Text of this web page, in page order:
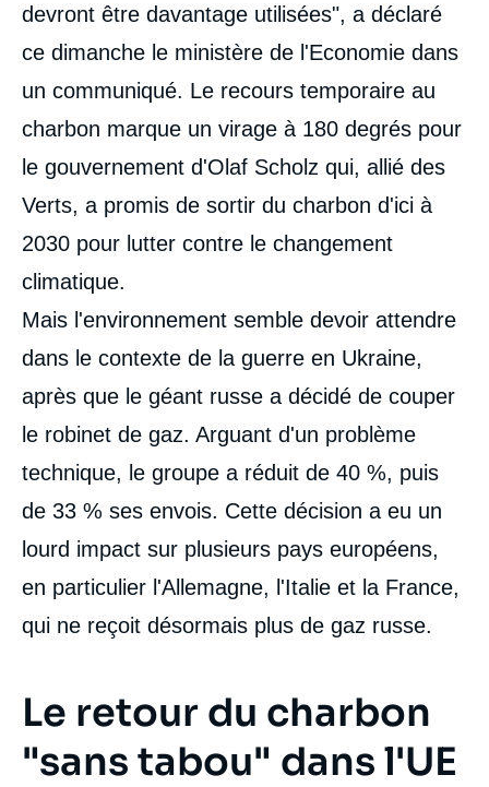
devront être davantage utilisées", a déclaré
ce dimanche le ministère de l'Economie dans
un communiqué. Le recours temporaire au
charbon marque un virage à 180 degrés pour
le gouvernement d'Olaf Scholz qui, allié des
Verts, a promis de sortir du charbon d'ici à
2030 pour lutter contre le changement
climatique.
Mais l'environnement semble devoir attendre
dans le contexte de la guerre en Ukraine,
après que le géant russe a décidé de couper
le robinet de gaz. Arguant d'un problème
technique, le groupe a réduit de 40 %, puis
de 33 % ses envois. Cette décision a eu un
lourd impact sur plusieurs pays européens,
en particulier l'Allemagne, l'Italie et la France,
qui ne reçoit désormais plus de gaz russe.
Le retour du charbon
"sans tabou" dans l'UE